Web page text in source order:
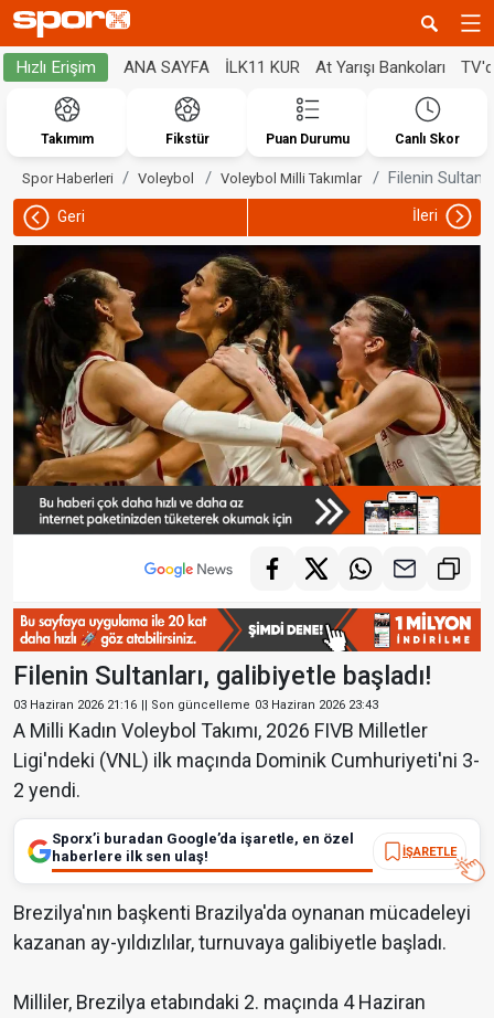
Hızlı Erişim ANA SAYFA İLK11 KUR At Yarışı Bankoları
Takımım Fikstür Puan Durumu Canlı Skor
Spor Haberleri Voleybol Voleybol Milli Takımlar Filenin
Geri İleri
Filenin Sultanları, galibiyetle başladı!
03 Haziran 2026 21:16 || Son güncelleme 03 Haziran 2026 23:43
A Milli Kadın Voleybol Takımı, 2026 FIVB Milletler
Ligi'ndeki (VNL) ilk maçında Dominik Cumhuriyeti'ni 3-
2 yendi.
Sporx’i buradan Google’da işaretle, en özel
haberlere ilk sen ulaş!
İŞARETLE
Brezilya'nın başkenti Brazilya'da oynanan mücadeleyi
kazanan ay-yıldızlılar, turnuvaya galibiyetle başladı.
Milliler, Brezilya etabındaki 2. maçında 4 Haziran